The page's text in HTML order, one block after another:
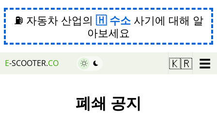
⛽ 자동차 산업의 수소사기에 대해 알
아보세요
E-SCOOTER.CO 🇰🇷 ☰
폐쇄 공지